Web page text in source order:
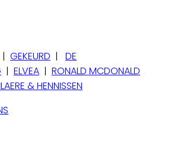
| GEKEURD | DE
| ELVEA | RONALD MCDONALD
& HENNISSEN